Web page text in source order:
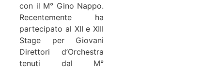
con il M° Gino Nappo.
Recentemente ha
partecipato al XII e XIII
Stage per Giovani
Direttori d’Orchestra
tenuti dal M°